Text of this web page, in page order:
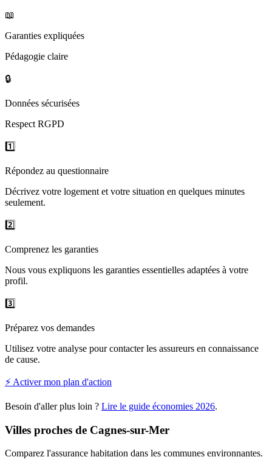
📖
Garanties expliquées
Pédagogie claire
🔒
Données sécurisées
Respect RGPD
1️⃣
Répondez au questionnaire
Décrivez votre logement et votre situation en quelques minutes
seulement.
2️⃣
Comprenez les garanties
Nous vous expliquons les garanties essentielles adaptées à votre
profil.
3️⃣
Préparez vos demandes
Utilisez votre analyse pour contacter les assureurs en connaissance
de cause.
⚡ Activer mon plan d'action
Besoin d'aller plus loin ? Lire le guide économies 2026.
Villes proches de Cagnes-sur-Mer
Comparez l'assurance habitation dans les communes environnantes.